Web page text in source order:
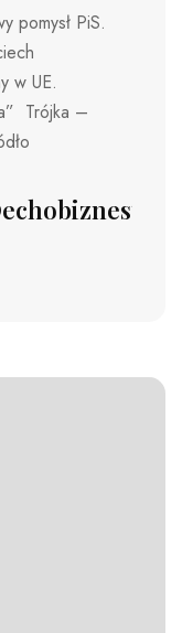
pomysł PiS.
w UE.
Trójka –